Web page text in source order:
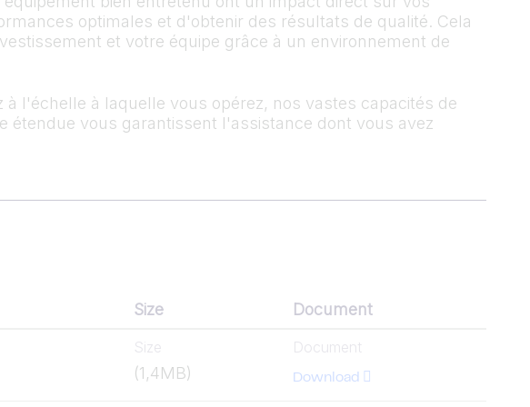
optimales et d'obtenir des résultats de qualité. Cela
et votre équipe grâce à un environnement de
l'échelle à laquelle vous opérez, nos vastes capacités de
étendue vous garantissent l'assistance dont vous avez
Size Document
Size
(1,4MB)
Document
Download